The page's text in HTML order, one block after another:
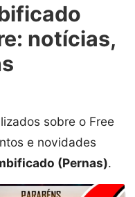
notícias,
sobre o Free
e novidades
(Pernas).